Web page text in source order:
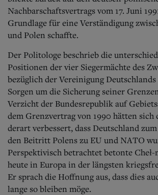
Nachbarschaftsvertrags vom 17. Juni
Grundlage für eine Verständigung
und Polen schaffte.
Der Politologe beschrieb die
Positionen der vier Siegermächte des
bezüglich der Vereinigung
Sorgen um die Sicherung seiner
Verzicht der Bundesrepublik auf
dem Grenzvertrag von 1990 hätten sich
derart verbessert, dass Deutschland
den Beitritt Polens zu EU und NATO
Perspektivisch betrachtet betonte
heute in Europa in der längsten
Er sprach die Hoffnung aus, dass dies
lange so bleiben möge.